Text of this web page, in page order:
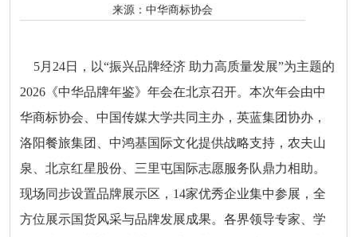
来源： 中华商标协会
5月24日，以“振兴品牌经济 助力高质量发展”为主题的
2026《中华品牌年鉴》年会在北京召开。本次年会由中
华商标协会、中国传媒大学共同主办，英蓝集团协办，
洛阳餐旅集团、中鸿基国际文化提供战略支持，农夫山
泉、北京红星股份、三里屯国际志愿服务队鼎力相助。
现场同步设置品牌展示区，14家优秀企业集中参展，全
方位展示国货风采与品牌发展成果。各界领导专家、学